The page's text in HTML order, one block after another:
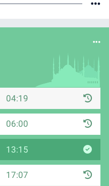
04:19
06:00
13:15
17:07